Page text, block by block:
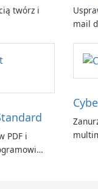
twórz i
mail
PDF i